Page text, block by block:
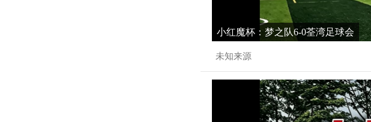
小红魔杯：梦之队6-0荃湾足球会
未知来源